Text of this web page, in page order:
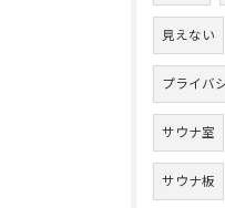
見えない
プライバ
サウナ室
サウナ板